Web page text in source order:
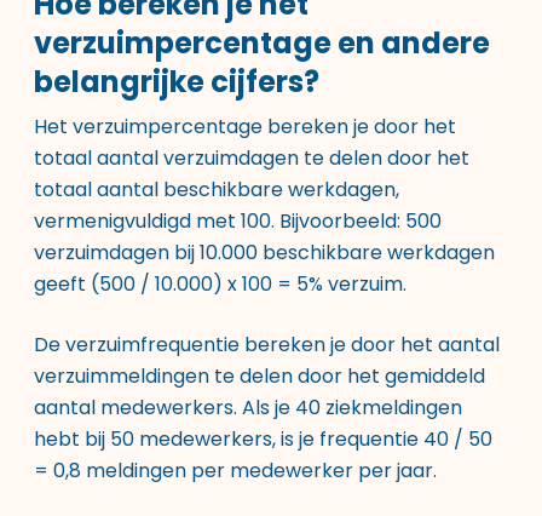
verzuimpercentage en andere
belangrijke cijfers?
Het verzuimpercentage bereken je door het
totaal aantal verzuimdagen te delen door het
totaal aantal beschikbare werkdagen,
vermenigvuldigd met 100. Bijvoorbeeld: 500
verzuimdagen bij 10.000 beschikbare werkdagen
geeft (500 / 10.000) x 100 = 5% verzuim.
De verzuimfrequentie bereken je door het aantal
verzuimmeldingen te delen door het gemiddeld
aantal medewerkers. Als je 40 ziekmeldingen
hebt bij 50 medewerkers, is je frequentie 40 / 50
= 0,8 meldingen per medewerker per jaar.